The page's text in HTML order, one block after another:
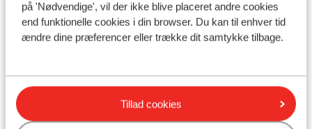
på 'Nødvendige', vil der ikke blive placeret andre cookies
end funktionelle cookies i din browser. Du kan til enhver tid
ændre dine præferencer eller trække dit samtykke tilbage.
Tillad cookies
Andre overnatningssteder i Les
Menuires